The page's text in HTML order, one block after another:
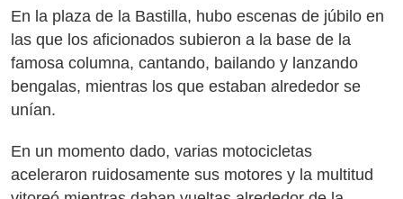
En la plaza de la Bastilla, hubo escenas de júbilo en
las que los aficionados subieron a la base de la
famosa columna, cantando, bailando y lanzando
bengalas, mientras los que estaban alrededor se
unían.
En un momento dado, varias motocicletas
aceleraron ruidosamente sus motores y la multitud